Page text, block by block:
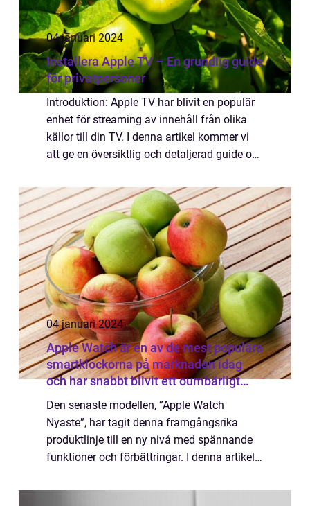
04 januari 2024
Installera Apple TV – En grundlig guide
för privatpersoner
Introduktion: Apple TV har blivit en populär
enhet för streaming av innehåll från olika
källor till din TV. I denna artikel kommer vi
att ge en översiktlig och detaljerad guide om
igenom olika typer av Ap...
04 januari 2024
Apple Watch är en av de mest populära
smartklockorna på marknaden idag
och har snabbt blivit ett oumbärligt
tillbehör för många människor
Den senaste modellen, ”Apple Watch
Nyaste”, har tagit denna framgångsrika
produktlinje till en ny nivå med spännande
funktioner och förbättringar. I denna artikel
Apple Watch Nyaste och förklar...